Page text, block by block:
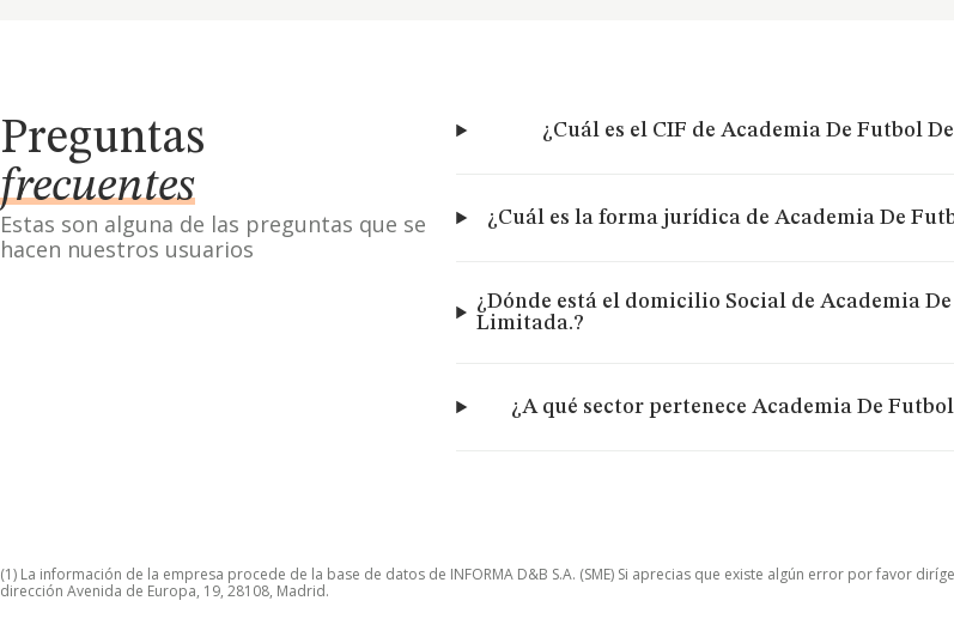
Preguntas
frecuentes
Estas son alguna de las preguntas que se
hacen nuestros usuarios
¿Cuál es el CIF de Academia De Futbol
¿Cuál es la forma jurídica de Academia De
¿Dónde está el domicilio Social de Academia
Limitada.?
¿A qué sector pertenece Academia De
(1) La información de la empresa procede de la base de datos de INFORMA D&B S.A. (SME) Si aprecias que existe algún error por favor
dirección Avenida de Europa, 19, 28108, Madrid.